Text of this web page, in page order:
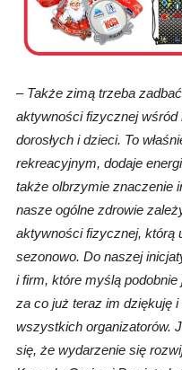
– Także zimą trzeba
aktywności fizycznej
dorosłych i dzieci. To
rekreacyjnym, dodaje
także olbrzymie znaczenie
nasze ogólne zdrowie
aktywności fizycznej, którą
sezonowo. Do naszej
i firm, które myślą podobnie
za co już teraz im dziękuję
wszystkich organizatorów.
się, że wydarzenie się